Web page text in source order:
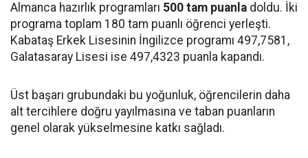
Almanca hazırlık programları 500 tam puanla doldu. İki
programa toplam 180 tam puanlı öğrenci yerleşti.
Kabataş Erkek Lisesinin İngilizce programı 497,7581,
Galatasaray Lisesi ise 497,4323 puanla kapandı.
Üst başarı grubundaki bu yoğunluk, öğrencilerin daha
alt tercihlere doğru yayılmasına ve taban puanların
genel olarak yükselmesine katkı sağladı.